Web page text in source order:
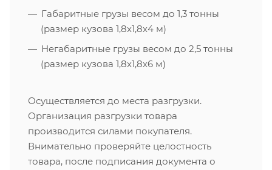
Габаритные грузы весом до 1,3 тонны
(размер кузова 1,8х1,8х4 м)
Негабаритные грузы весом до 2,5 тонны
(размер кузова 1,8х1,8х6 м)
Осуществляется до места разгрузки.
Организация разгрузки товара
производится силами покупателя.
Внимательно проверяйте целостность
товара, после подписания документа о